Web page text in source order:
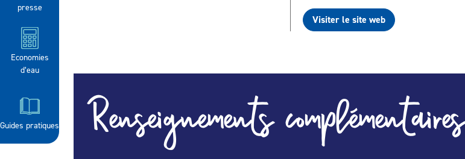
presse
Economies
d’eau
Guides pratiques
Visiter le site web
Renseignements complémentaires